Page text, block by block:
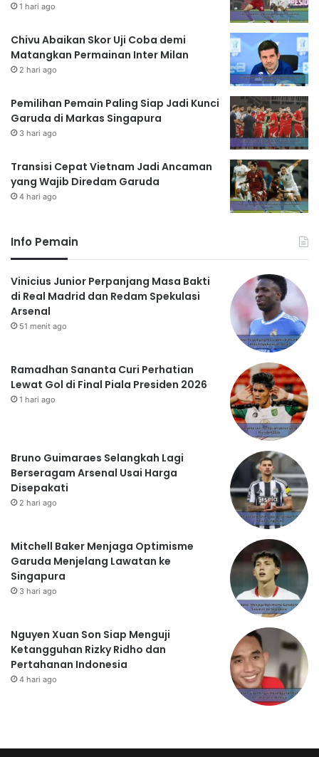
1 hari ago
Chivu Abaikan Skor Uji Coba demi
Matangkan Permainan Inter Milan
2 hari ago
Pemilihan Pemain Paling Siap Jadi Kunci
Garuda di Markas Singapura
3 hari ago
Transisi Cepat Vietnam Jadi Ancaman
yang Wajib Diredam Garuda
4 hari ago
Info Pemain
Vinicius Junior Perpanjang Masa Bakti
di Real Madrid dan Redam Spekulasi
Arsenal
51 menit ago
Ramadhan Sananta Curi Perhatian
Lewat Gol di Final Piala Presiden 2026
1 hari ago
Bruno Guimaraes Selangkah Lagi
Berseragam Arsenal Usai Harga
Disepakati
2 hari ago
Mitchell Baker Menjaga Optimisme
Garuda Menjelang Lawatan ke
Singapura
3 hari ago
Nguyen Xuan Son Siap Menguji
Ketangguhan Rizky Ridho dan
Pertahanan Indonesia
4 hari ago